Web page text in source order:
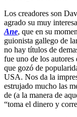
Los creadores son
agrado su muy
Ane, que en su
guionista gallego de
no hay títulos de
fue uno de los autores
que gozó de
USA. Nos da la
estrujado mucho las
de (a la manera de
“toma el dinero y